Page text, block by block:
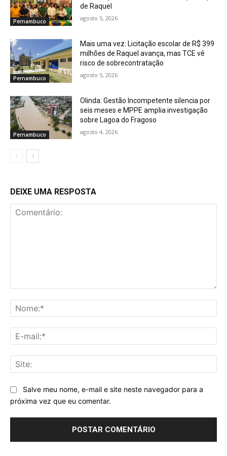
Pernambuco
de Raquel
agosto 5, 2026
Pernambuco
Mais uma vez: Licitação escolar de R$ 399
milhões de Raquel avança, mas TCE vê
risco de sobrecontratação
agosto 5, 2026
Pernambuco
Olinda: Gestão Incompetente silencia por
seis meses e MPPE amplia investigação
sobre Lagoa do Fragoso
agosto 4, 2026
DEIXE UMA RESPOSTA
Salve meu nome, e-mail e site neste navegador para a
próxima vez que eu comentar.